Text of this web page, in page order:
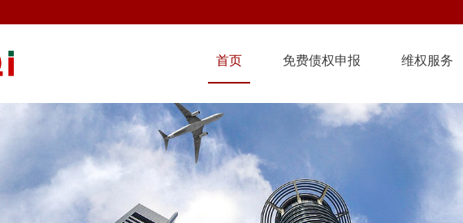
首页 免费债权申报 维权服务